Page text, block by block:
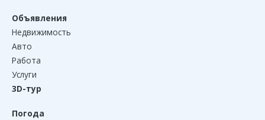
Объявления
Недвижимость
Авто
Работа
Услуги
3D-тур
Погода